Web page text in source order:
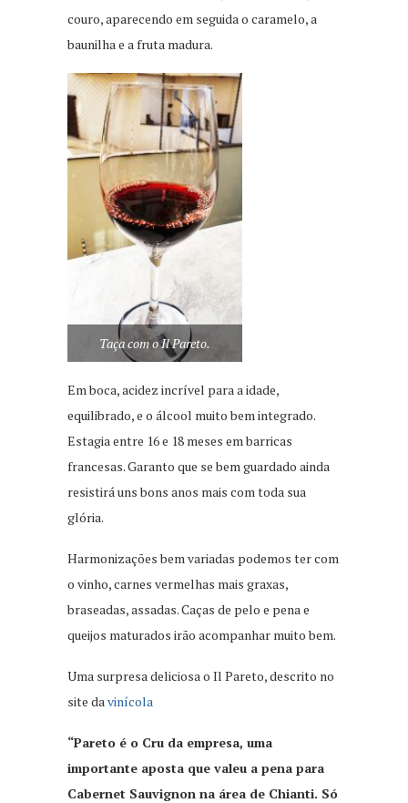
couro, aparecendo em seguida o caramelo, a
baunilha e a fruta madura.
Taça com o Il Pareto.
Em boca, acidez incrível para a idade,
equilibrado, e o álcool muito bem integrado.
Estagia entre 16 e 18 meses em barricas
francesas. Garanto que se bem guardado ainda
resistirá uns bons anos mais com toda sua
glória.
Harmonizações bem variadas podemos ter com
o vinho, carnes vermelhas mais graxas,
braseadas, assadas. Caças de pelo e pena e
queijos maturados irão acompanhar muito bem.
Uma surpresa deliciosa o Il Pareto, descrito no
site davinícola
“Pareto é o Cru da empresa, uma
importante aposta que valeu a pena para
Cabernet Sauvignon na área de Chianti. Só